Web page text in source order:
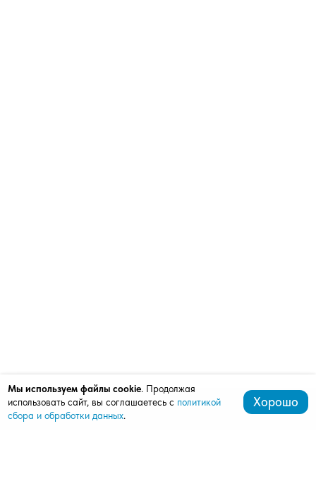
Мы используем файлы cookie. Продолжая
использовать сайт, вы соглашаетесь с политикой
сбора и обработки данных.
Хорошо